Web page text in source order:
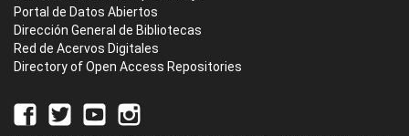
Portal de Datos Abiertos
Dirección General de Bibliotecas
Red de Acervos Digitales
Directory of Open Access Repositories